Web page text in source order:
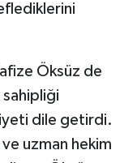
Öksüz de
sahipliği
dile getirdi.
uzman hekim